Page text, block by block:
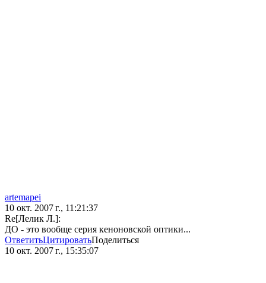
artemapei
10 окт. 2007 г., 11:21:37
Re[Лелик Л.]:
ДО - это вообще серия кеноновской оптики...
ОтветитьЦитироватьПоделиться
10 окт. 2007 г., 15:35:07